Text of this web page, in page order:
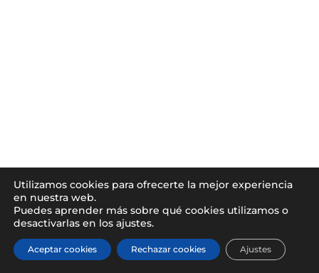
Utilizamos cookies para ofrecerte la mejor experiencia
en nuestra web.
Puedes aprender más sobre qué cookies utilizamos o
desactivarlas en los ajustes.
Aceptar cookies Rechazar cookies Ajustes